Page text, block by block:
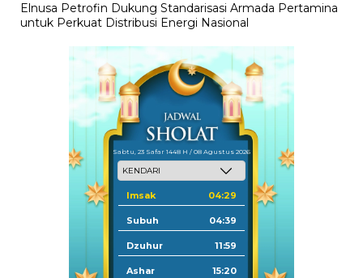
Elnusa Petrofin Dukung Standarisasi Armada Pertamina
untuk Perkuat Distribusi Energi Nasional
Sabtu, 23 Safar 1448 H / 08 Agustus 2026
Imsak 04:29
Subuh 04:39
Dzuhur 11:59
Ashar 15:20